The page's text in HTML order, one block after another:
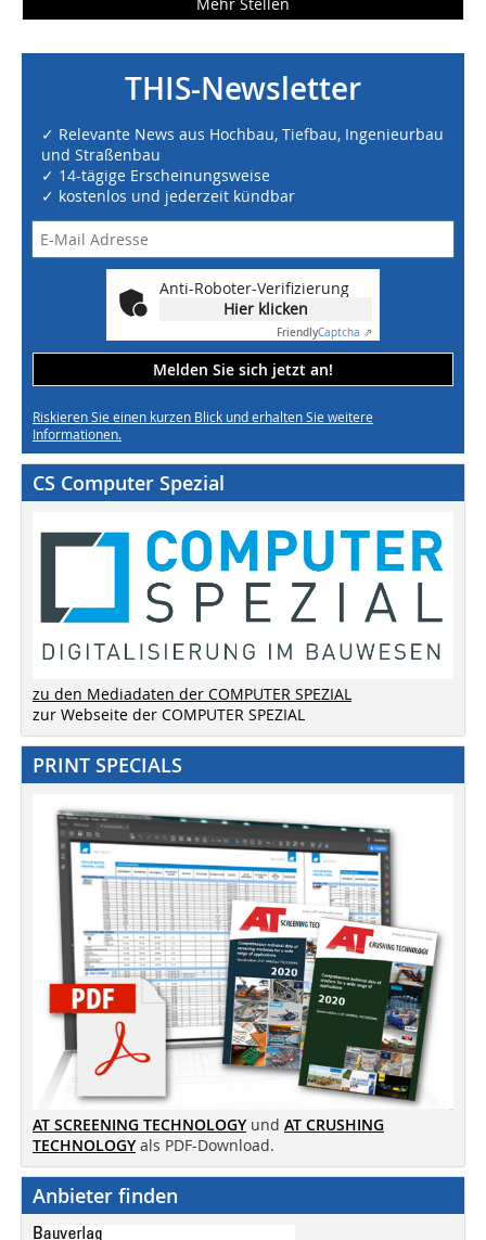
Mehr Stellen
THIS-Newsletter
✓ Relevante News aus Hochbau, Tiefbau, Ingenieurbau
und Straßenbau
✓ 14-tägige Erscheinungsweise
✓ kostenlos und jederzeit kündbar
Anti-Roboter-Verifizierung
Hier klicken
FriendlyCaptcha ⇗
Melden Sie sich jetzt an!
Riskieren Sie einen kurzen Blick und erhalten Sie weitere
Informationen.
CS Computer Spezial
zu den Mediadaten der COMPUTER SPEZIAL
zur Webseite der COMPUTER SPEZIAL
PRINT SPECIALS
AT SCREENING TECHNOLOGY und AT CRUSHING
TECHNOLOGY als PDF-Download.
Anbieter finden